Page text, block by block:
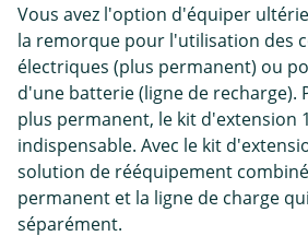
Vous avez l'option d'équiper
la remorque pour l'utilisation des
électriques (plus permanent) ou
d'une batterie (ligne de recharge).
plus permanent, le kit d'extension
indispensable. Avec le kit
solution de rééquipement
permanent et la ligne de charge
séparément.